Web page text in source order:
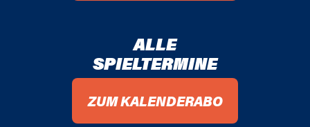
ALLE
SPIELTERMINE
ZUM KALENDERABO